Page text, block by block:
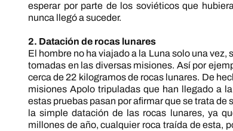
esperar por parte de los soviéticos que
nunca llegó a suceder.
2. Datación de rocas lunares
El hombre no ha viajado a la Luna solo una
tomadas en las diversas misiones. Así por
cerca de 22 kilogramos de rocas lunares. De
misiones Apolo tripuladas que han llegado a
estas pruebas pasan por afirmar que se trata
la simple datación de las rocas lunares, ya
millones de año, cualquier roca traída de esta,